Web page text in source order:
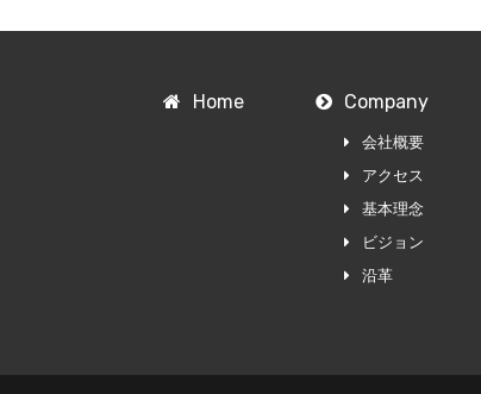
Home Company
会社概要
アクセス
基本理念
ビジョン
沿革